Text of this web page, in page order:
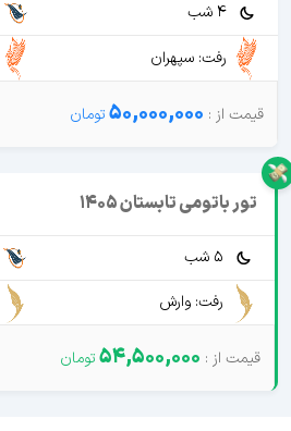
4 شب
رفت: سپهران
50,000,000
تور باتومی تابستان 1405
5 شب
رفت: وارش
54,500,000